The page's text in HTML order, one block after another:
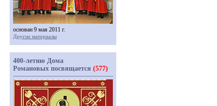
основан 9 мая 2011 г.
Другие материалы
400-летию Дома
Романовых посвящается (577)